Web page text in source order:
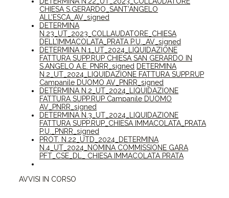
CHIESA S.GERARDO_SANT’ANGELO
ALL’ESCA_AV_signed
DETERMINA
N.23_UT_2023_COLLAUDATORE_CHIESA
DELL’IMMACOLATA_PRATA P.U._AV_signed
DETERMINA N.1_UT_2024_LIQUIDAZIONE
FATTURA SUPP.RUP CHIESA SAN GERARDO IN
S.ANGELO A.E. PNRR_signed DETERMINA
N.2_UT_2024_LIQUIDAZIONE FATTURA SUPP.RUP
Campanile DUOMO AV_PNRR_signed
DETERMINA N.2_UT_2024_LIQUIDAZIONE
FATTURA SUPP.RUP Campanile DUOMO
AV_PNRR_signed
DETERMINA N.3_UT_2024_LIQUIDAZIONE
FATTURA SUPP.RUP_CHIESA IMMACOLATA_PRATA
P.U._PNRR_signed
PROT. N.22_UTD_2024_DETERMINA
N.4_UT_2024_NOMINA COMMISSIONE GARA
PFT_CSE_DL_ CHIESA IMMACOLATA PRATA
AVVISI IN CORSO